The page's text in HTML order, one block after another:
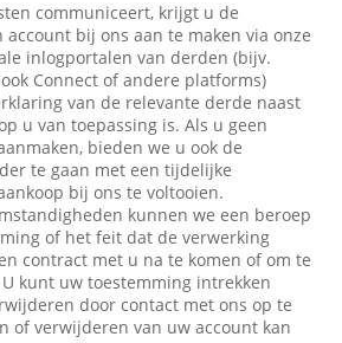
communiceert, krijgt u de
bij ons aan te maken via onze
inlogportalen van derden (bijv.
Connect of andere platforms)
van de relevante derde naast
u van toepassing is. Als u geen
bieden we u ook de
te gaan met een tijdelijke
bij ons te voltooien.
kunnen we een beroep
of het feit dat de verwerking
contract met u na te komen of om te
kunt uw toestemming intrekken
door contact met ons op te
of verwijderen van uw account kan